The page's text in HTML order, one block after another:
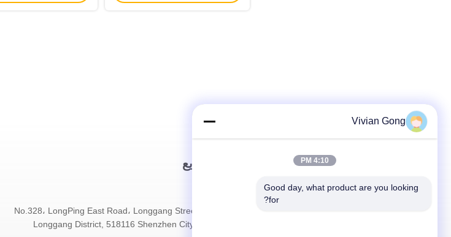
صفحه اصلی
تماس سریع
210، No.328، LongPing East Road، Longgang Street,
Longgang District, 518116 Shenzhen City, China
Vivian Gong
4:10 PM
Good day, what product are you looking
for?